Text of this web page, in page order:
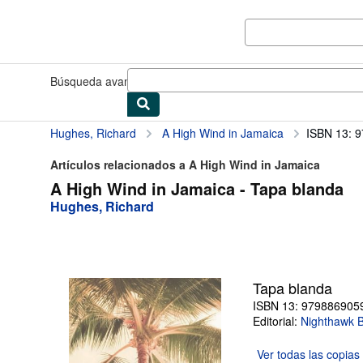
Búsqueda avanzada
Hughes, Richard A High Wind in Jamaica
ISBN 13:
Artículos relacionados a A High Wind in Jamaica
A High Wind in Jamaica - Tapa blanda
Hughes, Richard
Tapa blanda
ISBN 13:
Editorial: Nighthawk
Ver todas las copias